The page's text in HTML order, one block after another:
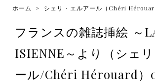
ホーム
> シェリ・エルアール（Chéri
フランスの雑誌挿絵 ～
ISIENNE～より（シェ
ール/Chéri Hérouard）